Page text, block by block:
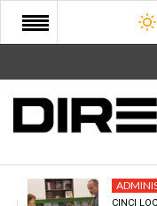
START
COMUNITATE
CULTURA
CINCI